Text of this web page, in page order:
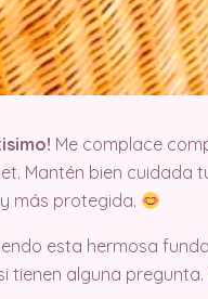
Me complace
Mantén bien cuidada
más protegida.
esta hermosa
tienen alguna pregunta.